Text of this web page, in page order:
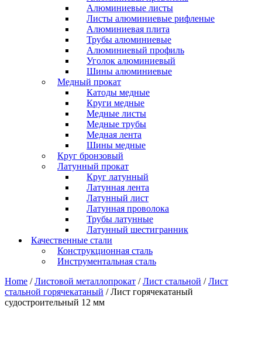
Алюминиевые листы
Листы алюминиевые рифленые
Алюминиевая плита
Трубы алюминиевые
Алюминиевый профиль
Уголок алюминиевый
Шины алюминиевые
Медный прокат
Катоды медные
Круги медные
Медные листы
Медные трубы
Медная лента
Шины медные
Круг бронзовый
Латунный прокат
Круг латунный
Латунная лента
Латунный лист
Латунная проволока
Трубы латунные
Латунный шестигранник
Качественные стали
Конструкционная сталь
Инструментальная сталь
Home /Листовой металлопрокат /Лист стальной /Лист
стальной горячекатаный / Лист горячекатаный
судостроительный 12 мм